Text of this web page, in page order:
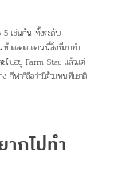
5 เช่นกัน ทั้งระดับ
ห้าตลอด ตอนนี้สิ่งที่เขาทำ
ไปอยู่ Farm Stay แล้วแต่
ง กีฬาก็ถือว่ามีตัวแทนทีมชาติ
กไปทำ